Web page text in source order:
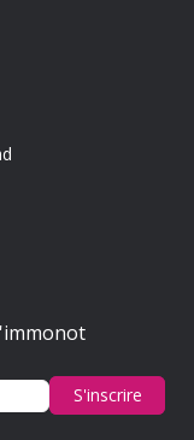
S'inscrire